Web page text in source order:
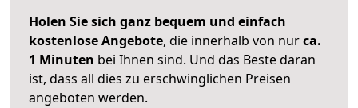
Holen Sie sich ganz bequem und einfach
kostenlose Angebote, die innerhalb von nurca.
1 Minuten bei Ihnen sind. Und das Beste daran
ist, dass all dies zu erschwinglichen Preisen
angeboten werden.